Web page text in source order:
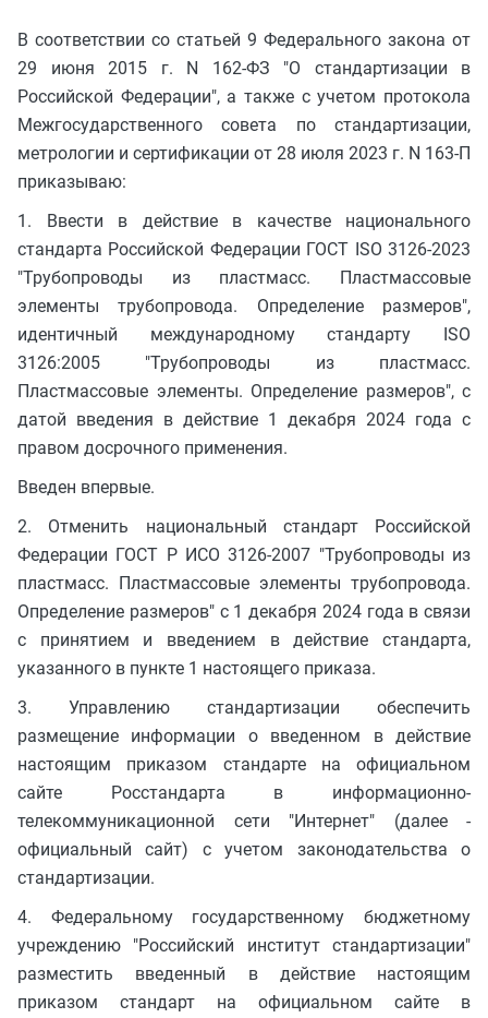
В соответствии со статьей 9 Федерального закона от
29 июня 2015 г. N 162-ФЗ "О стандартизации в
Российской Федерации", а также с учетом протокола
Межгосударственного совета по стандартизации,
метрологии и сертификации от 28 июля 2023 г. N 163-П
приказываю:
1. Ввести в действие в качестве национального
стандарта Российской Федерации ГОСТ ISO 3126-2023
"Трубопроводы из пластмасс. Пластмассовые
элементы трубопровода. Определение размеров",
идентичный международному стандарту ISO
3126:2005 "Трубопроводы из пластмасс.
Пластмассовые элементы. Определение размеров", с
датой введения в действие 1 декабря 2024 года с
правом досрочного применения.
Введен впервые.
2. Отменить национальный стандарт Российской
Федерации ГОСТ Р ИСО 3126-2007 "Трубопроводы из
пластмасс. Пластмассовые элементы трубопровода.
Определение размеров" с 1 декабря 2024 года в связи
с принятием и введением в действие стандарта,
указанного в пункте 1 настоящего приказа.
3. Управлению стандартизации обеспечить
размещение информации о введенном в действие
настоящим приказом стандарте на официальном
сайте Росстандарта в информационно-
телекоммуникационной сети "Интернет" (далее -
официальный сайт) с учетом законодательства о
стандартизации.
4. Федеральному государственному бюджетному
учреждению "Российский институт стандартизации"
разместить введенный в действие настоящим
приказом стандарт на официальном сайте в